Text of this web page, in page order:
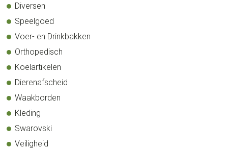
Diversen
Speelgoed
Voer- en Drinkbakken
Orthopedisch
Koelartikelen
Dierenafscheid
Waakborden
Kleding
Swarovski
Veiligheid